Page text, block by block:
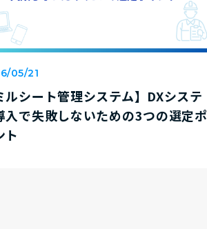
05/21
ルシート管理システム】DXシステ
入で失敗しないための3つの選定ポ
ト